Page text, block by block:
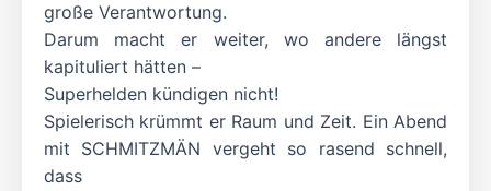
große Verantwortung.
Darum macht er weiter, wo andere längst
kapituliert hätten –
Superhelden kündigen nicht!
Spielerisch krümmt er Raum und Zeit. Ein Abend
mit SCHMITZMÄN vergeht so rasend schnell,
dass